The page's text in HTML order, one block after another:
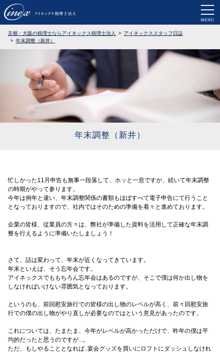
京都・大阪で税務調査に強い税理士な
京都・大阪の税理士ならアイネックス税理士法人
アイネックススタッフ日誌
年末調整（新井）
年末調整（新井）
忙しかった11月申告も無事一段落して、ホッと一息ですが、続いて年末調整
の時期がやって参ります。
今年は例年と違い、年末調整関係の書類もほぼすべて電子申告にて行うこと
となっておりますので、社内ではそのための準備を着々と進めております。
企業の皆様、従業員の方々は、弊社が準備した資料を活用して正確な年末調
整を行えるように準備いたしましょう！
さて、話は変わって、年末が近くなってきています。
年末といえば、そう忘年会です。
アイネックスでももちろん忘年会はあるのですが、そこで僕は何か出し物を
しなければいけない雰囲気となっております。
というのも、前回慰安旅行での皆様の出し物のレベルが高く、前々回慰安旅
行での僕の出し物がやり直しが必要なのではという意見があったのです。
これについては、たまたま、今年がレベルが高かっただけで、昨年の僕は平
均的だったと思うのですが...。
ただ、もしやることとなれば..宴会グッズを買いにロフトにダッシュしなけれ